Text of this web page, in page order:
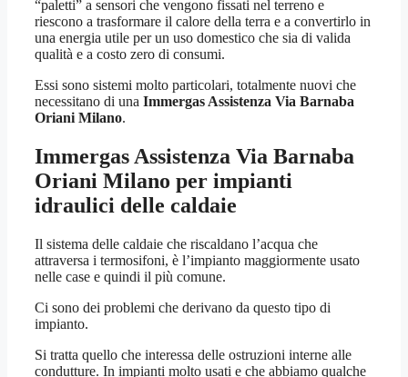
“paletti” a sensori che vengono fissati nel terreno e
riescono a trasformare il calore della terra e a convertirlo in
una energia utile per un uso domestico che sia di valida
qualità e a costo zero di consumi.
Essi sono sistemi molto particolari, totalmente nuovi che
necessitano di una Immergas Assistenza Via Barnaba
Oriani Milano.
Immergas Assistenza Via Barnaba
Oriani Milano per impianti
idraulici delle caldaie
Il sistema delle caldaie che riscaldano l’acqua che
attraversa i termosifoni, è l’impianto maggiormente usato
nelle case e quindi il più comune.
Ci sono dei problemi che derivano da questo tipo di
impianto.
Si tratta quello che interessa delle ostruzioni interne alle
condutture. In impianti molto usati e che abbiamo qualche